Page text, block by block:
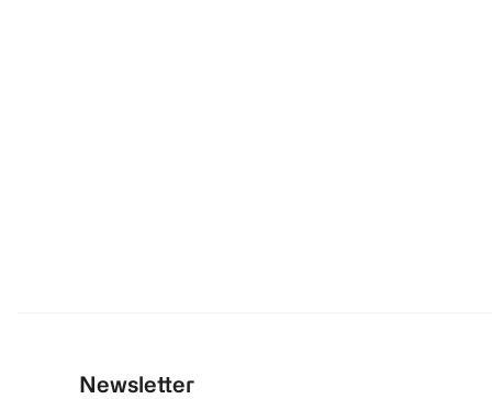
Newsletter